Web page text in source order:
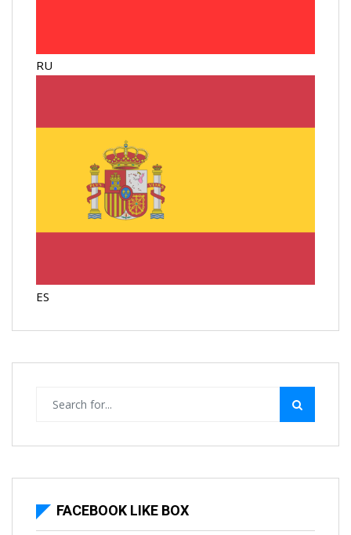
RU
ES
FACEBOOK LIKE BOX